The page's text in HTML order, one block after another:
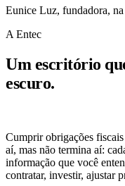
Eunice Luz, fundadora,
A Entec
Um escritório
escuro.
Cumprir obrigações
aí, mas não termina aí:
informação que você
contratar, investir, ajustar